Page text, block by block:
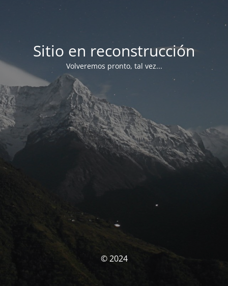
Sitio en reconstrucción
Volveremos pronto, tal vez...
© 2024